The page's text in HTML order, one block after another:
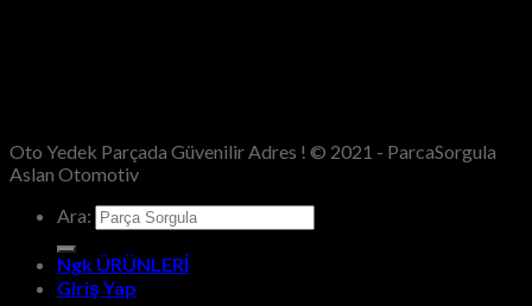
Oto Yedek Parçada Güvenilir Adres ! © 2021 - ParcaSorgula
Aslan Otomotiv
Ara:
Ngk ÜRÜNLERİ
Giriş Yap